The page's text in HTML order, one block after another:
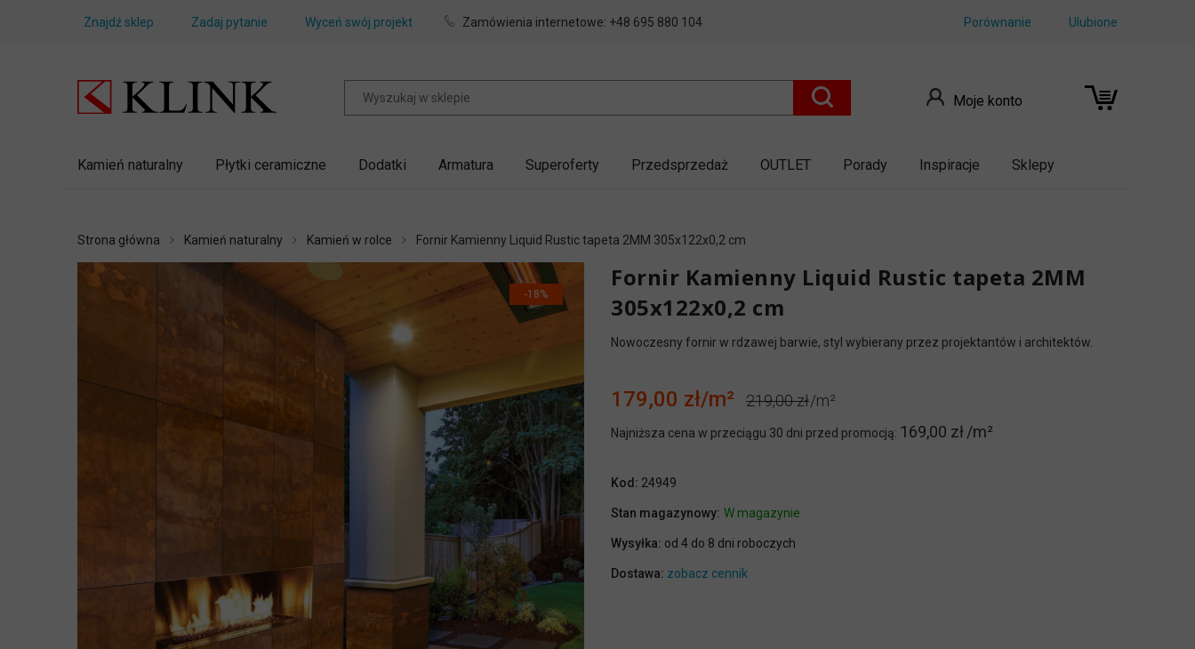
Znajdź sklep Zadaj pytanie Wyceń swój projekt Zamówienia internetowe: +48 695 880 104 Ulubione
Porównanie
Moje konto
Kamień naturalny Płytki ceramiczne Dodatki Armatura Superoferty Przedsprzedaż OUTLET Porady Inspiracje Sklepy
Strona główna Kamień naturalny Kamień w rolce Fornir Kamienny Liquid Rustic tapeta 2MM 305x122x0,2 cm
-18%
Fornir Kamienny Liquid Rustic tapeta 2MM
305x122x0,2 cm
Nowoczesny fornir w rdzawej barwie, styl wybierany przez projektantów i architektów.
179,00 zł 219,00 zł
Najniższa cena w przeciągu 30 dni przed promocją: 169,00 zł
Kod: 24949
Stan magazynowy: W magazynie
Wysyłka: od 4 do 8 dni roboczych
Dostawa: zobacz cennik